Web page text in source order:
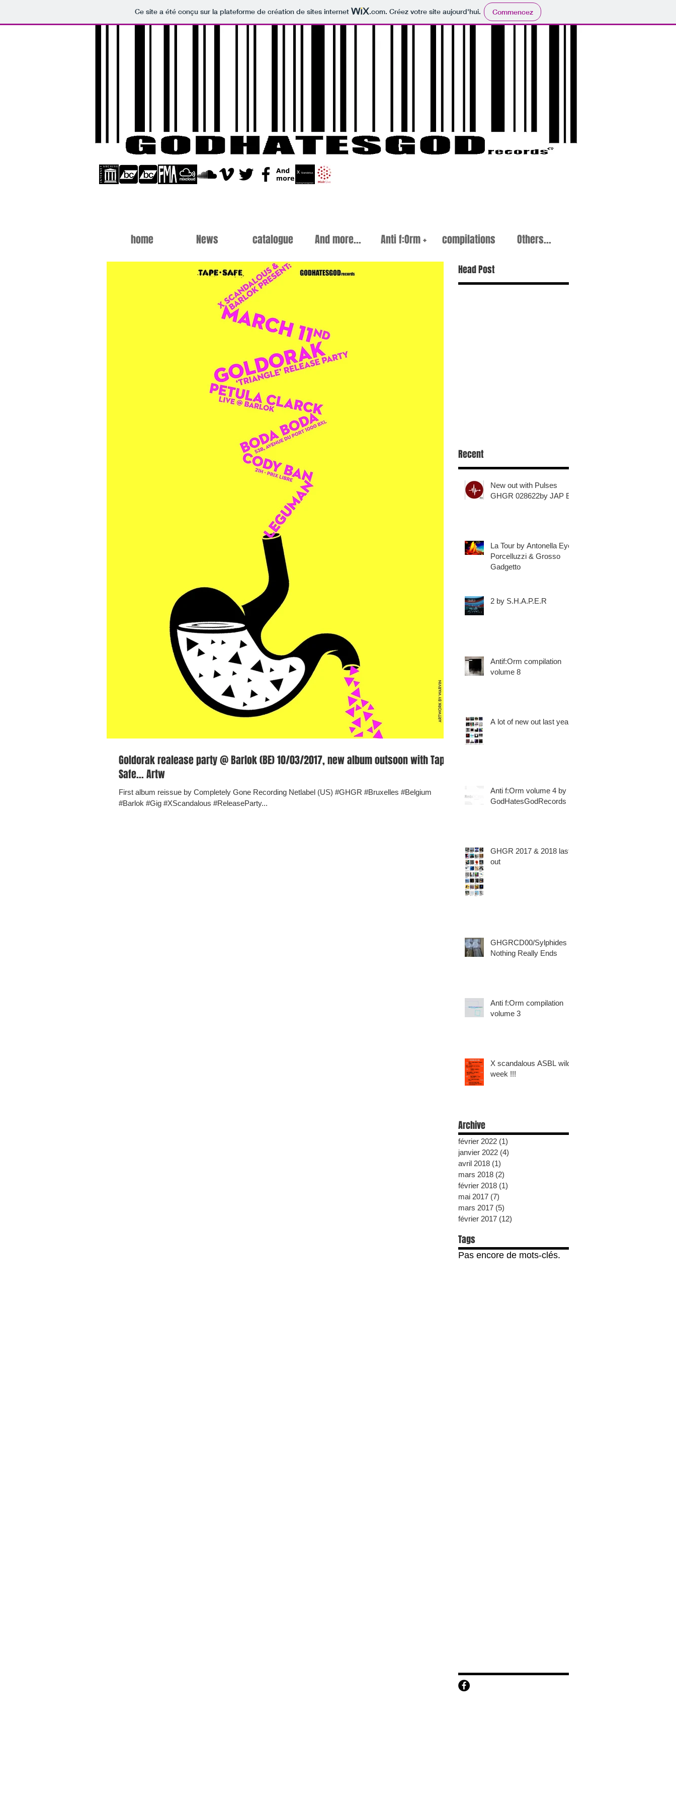
Ce site a été conçu sur la plateforme de création de sites internet .com. Créez votre site aujourd'hui. Commencez
home News catalogue And more... Anti f:Orm + compilations Others...
Goldorak realease party @ Barlok (BE) 10/03/2017, new album outsoon with Tape-
Safe... Artw
First album reissue by Completely Gone Recording Netlabel (US) #GHGR #Bruxelles #Belgium
#Barlok #Gig #XScandalous #ReleaseParty...
Head Post
Recent
New out with Pulses
GHGR 028622by JAP B
La Tour by Antonella Eye
Porcelluzzi & Grosso
Gadgetto
2 by S.H.A.P.E.R
Antif:Orm compilation
volume 8
A lot of new out last years
Anti f​:​Orm volume 4 by
GodHatesGodRecords
GHGR 2017 & 2018 last
out
GHGRCD00​/​Sylphides -
Nothing Really Ends
Anti f​:​Orm compilation
volume 3
X scandalous ASBL wild
week !!!
Archive
février 2022 (1)
janvier 2022 (4)
avril 2018 (1)
mars 2018 (2)
février 2018 (1)
mai 2017 (7)
mars 2017 (5)
février 2017 (12)
Tags
Pas encore de mots-clés.